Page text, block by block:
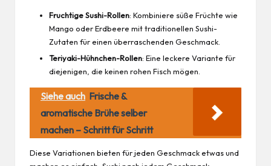
Fruchtige Sushi-Rollen: Kombiniere süße Früchte wie
Mango oder Erdbeere mit traditionellen Sushi-
Zutaten für einen überraschenden Geschmack.
Teriyaki-Hühnchen-Rollen: Eine leckere Variante für
diejenigen, die keinen rohen Fisch mögen.
Siehe auch Frische &
aromatische Brühe selber
machen – Schritt für Schritt
Diese Variationen bieten fürjeden Geschmack etwas und